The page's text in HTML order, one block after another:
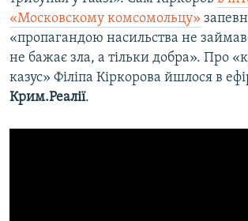
«Московскому комсомольцу»
«пропагандою насильства не
не бажає зла, а тільки добра». Про
казус» Філіпа Кіркорова йшлося в
Крим.Реалії.